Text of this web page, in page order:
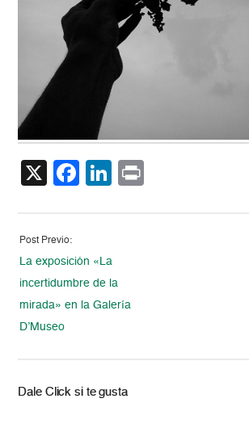
X Facebook
LinkedIn
Post Previo:
La exposición «La
incertidumbre de la
mirada» en la Galería
D’Museo
Dale Click si te gusta